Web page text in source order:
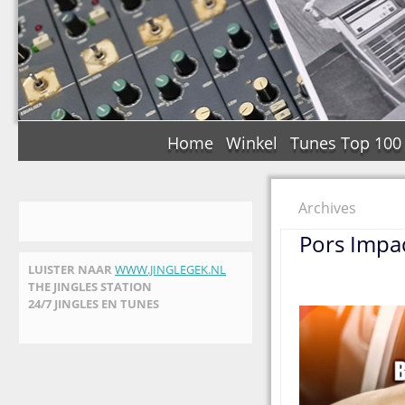
Home Winkel Tunes Top 100
LUISTER NAAR WWW.JINGLEGEK.NL
THE JINGLES STATION
24/7 JINGLES EN TUNES
Archives
Pors